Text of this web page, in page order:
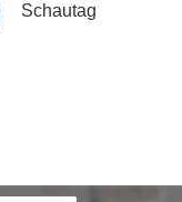
Schautag